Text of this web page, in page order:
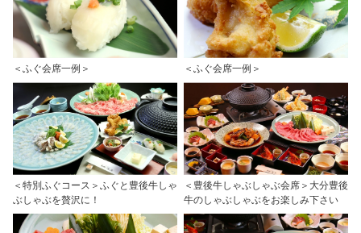
＜ふぐ会席一例＞ ＜ふぐ会席一例＞
＜特別ふぐコース＞ふぐと豊後牛しゃ
ぶしゃぶを贅沢に！
＜豊後牛しゃぶしゃぶ会席＞大分豊後
牛のしゃぶしゃぶをお楽しみ下さい